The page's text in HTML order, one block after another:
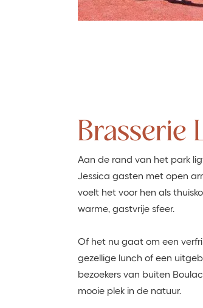
Brasserie
Aan de rand van het park
Jessica gasten met open
voelt het voor hen als
warme, gastvrije sfeer.
Of het nu gaat om een
gezellige lunch of een
bezoekers van buiten
mooie plek in de natuur.